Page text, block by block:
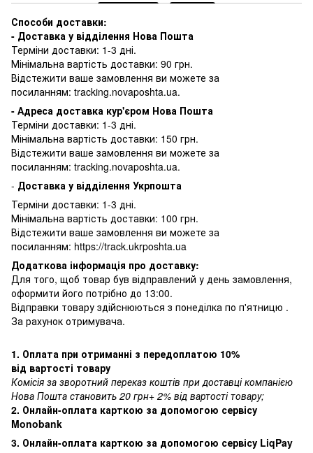
Способи доставки:
- Доставка у відділення Нова Пошта
Терміни доставки: 1-3 дні.
Мінімальна вартість доставки: 90 грн.
Відстежити ваше замовлення ви можете за
посиланням: tracking.novaposhta.ua.
- Адреса доставка кур'єром Нова Пошта
Терміни доставки: 1-3 дні.
Мінімальна вартість доставки: 150 грн.
Відстежити ваше замовлення ви можете за
посиланням: tracking.novaposhta.ua.
- Доставка у відділення Укрпошта
Терміни доставки: 1-3 дні.
Мінімальна вартість доставки: 100 грн.
Відстежити ваше замовлення ви можете за
посиланням: https://track.ukrposhta.ua
Додаткова інформація про доставку:
Для того, щоб товар був відправлений у день замовлення,
оформити його потрібно до 13:00.
Відправки товару здійснюються з понеділка по п'ятницю .
За рахунок отримувача.
1. Оплата при отриманні з передоплатою 10%
від вартості товару
Комісія за зворотний переказ коштів при доставці компанією
Нова Пошта становить 20 грн+ 2% від вартості товару;
2. Онлайн-оплата карткою за допомогою сервісу
Monobank
3. Онлайн-оплата карткою за допомогою сервісу LiqPay